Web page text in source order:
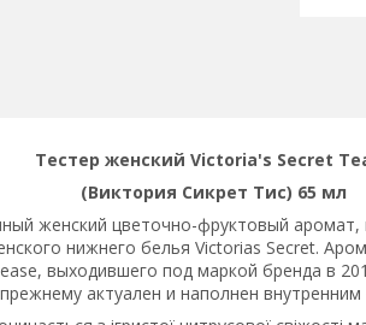
Тестер женский Victoria's Secret
(Виктория Сикрет Тис) 65 мл
женский цветочно-фруктовый
нижнего белья Victorias Secret.
выходившего под маркой бренда в
актуален и наполнен